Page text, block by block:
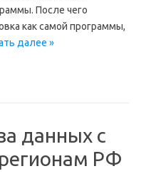
После чего
как самой программы,
далее »
данных с
РФ